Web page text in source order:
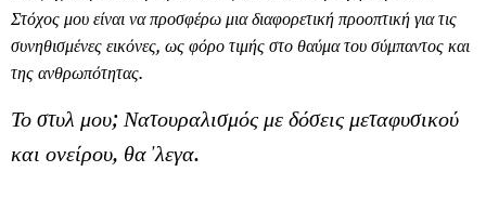
Στόχος μου είναι να προσφέρω μια διαφορετική προοπτική για τις
συνηθισμένες εικόνες, ως φόρο τιμής στο θαύμα του σύμπαντος και
της ανθρωπότητας.
Το στυλ μου; Νατουραλισμός με δόσεις μεταφυσικού
και ονείρου, θα 'λεγα.